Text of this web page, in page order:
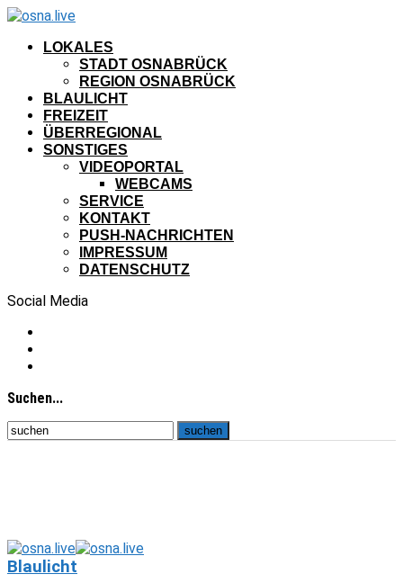
LOKALES
STADT OSNABRÜCK
REGION OSNABRÜCK
BLAULICHT
FREIZEIT
ÜBERREGIONAL
SONSTIGES
VIDEOPORTAL
WEBCAMS
SERVICE
KONTAKT
PUSH-NACHRICHTEN
IMPRESSUM
DATENSCHUTZ
Social Media
Suchen...
Blaulicht